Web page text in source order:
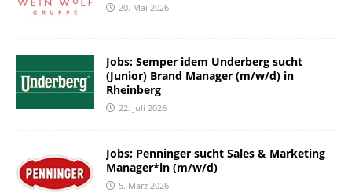
20. Mai 2026
Jobs: Semper idem Underberg sucht
(Junior) Brand Manager (m/w/d) in
Rheinberg
22. Juli 2026
Jobs: Penninger sucht Sales & Marketing
Manager*in (m/w/d)
5. März 2026